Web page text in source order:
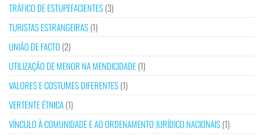
TRÁFICO DE ESTUPEFACIENTES(3)
TURISTAS ESTRANGEIRAS(1)
UNIÃO DE FACTO (2)
UTILIZAÇÃO DE MENOR NA MENDICIDADE(1)
VALORES E COSTUMES DIFERENTES(1)
VERTENTE ÉTNICA(1)
VÍNCULO À COMUNIDADE E AO ORDENAMENTO JURÍDICO NACIONAIS(1)